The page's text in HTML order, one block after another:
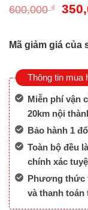
600,000₫
Giá
Mã giảm giá của
Thông tin mua
Miễn phí vận
20km nội
Bảo hành 1
Toàn bộ đều
chính xác
Phương thức
và thanh toán